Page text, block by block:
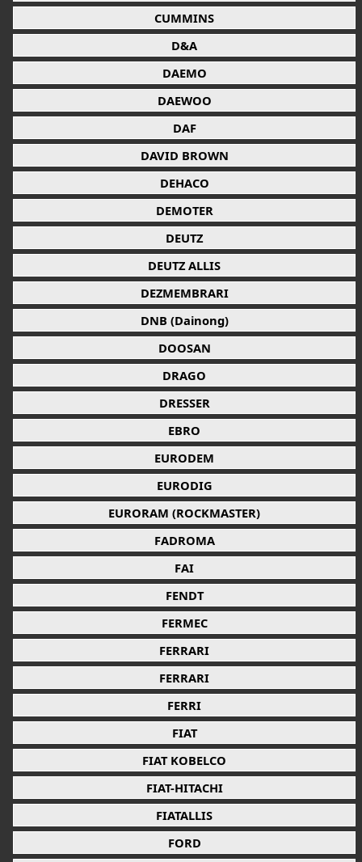
CUMMINS
D&A
DAEMO
DAEWOO
DAF
DAVID BROWN
DEHACO
DEMOTER
DEUTZ
DEUTZ ALLIS
DEZMEMBRARI
DNB (Dainong)
DOOSAN
DRAGO
DRESSER
EBRO
EURODEM
EURODIG
EURORAM (ROCKMASTER)
FADROMA
FAI
FENDT
FERMEC
FERRARI
FERRARI
FERRI
FIAT
FIAT KOBELCO
FIAT-HITACHI
FIATALLIS
FORD